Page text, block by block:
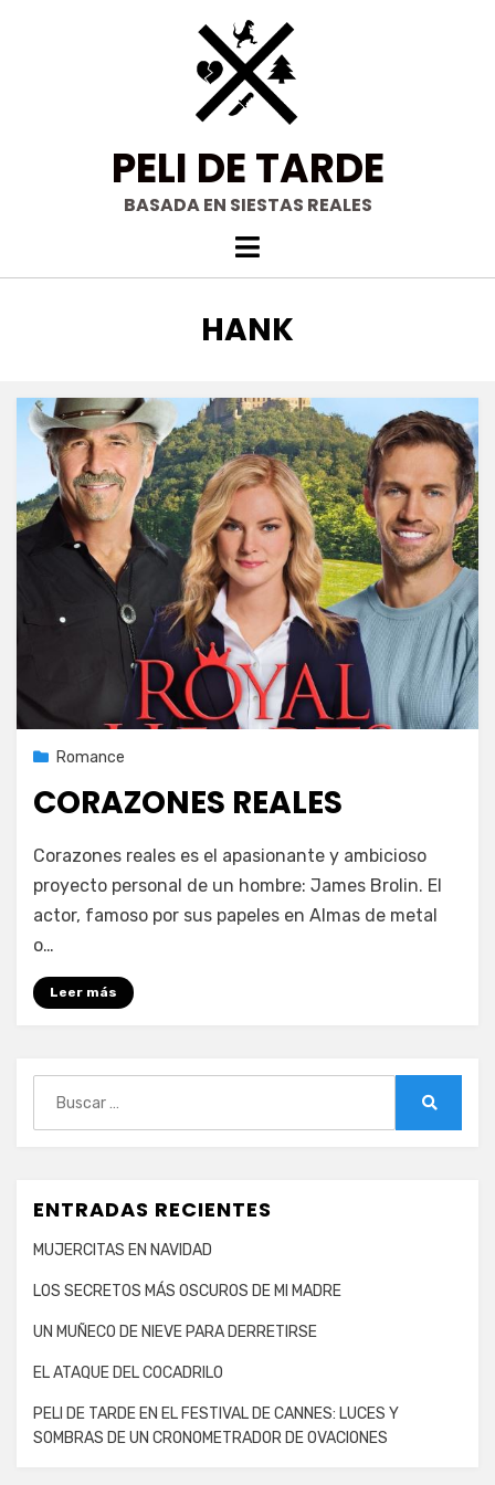
PELI DE TARDE
BASADA EN SIESTAS REALES
ETIQUETA
:
HANK
Publicada
25 de octubre de 2020
Romance
CORAZONES REALES
PeliDeTarde
Deja un comentario
CORAZONES
REALES
Corazones reales es el apasionante y ambicioso
proyecto personal de un hombre: James Brolin. El
actor, famoso por sus papeles en Almas de metal
o…
Leer más
ENTRADAS RECIENTES
MUJERCITAS EN NAVIDAD
LOS SECRETOS MÁS OSCUROS DE MI MADRE
UN MUÑECO DE NIEVE PARA DERRETIRSE
EL ATAQUE DEL COCADRILO
PELI DE TARDE EN EL FESTIVAL DE CANNES: LUCES Y
SOMBRAS DE UN CRONOMETRADOR DE OVACIONES